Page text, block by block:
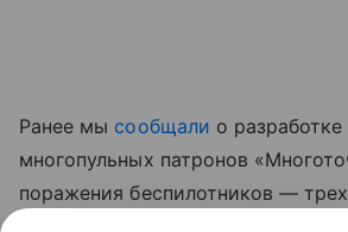
Ранее мы сообщали о
многопульных патронов
поражения беспилотников —